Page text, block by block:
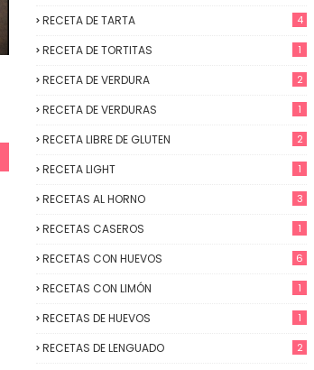
RECETA DE TARTA 4
RECETA DE TORTITAS 1
RECETA DE VERDURA 2
RECETA DE VERDURAS 1
RECETA LIBRE DE GLUTEN 2
RECETA LIGHT 1
RECETAS AL HORNO 3
RECETAS CASEROS 1
RECETAS CON HUEVOS 6
RECETAS CON LIMÓN 1
RECETAS DE HUEVOS 1
RECETAS DE LENGUADO 2